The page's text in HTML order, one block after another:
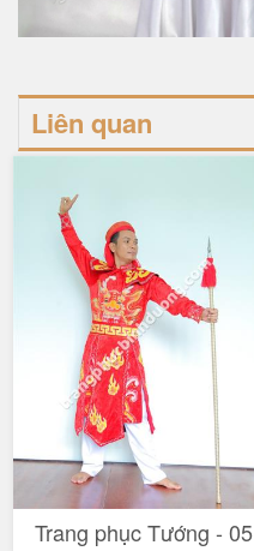
Liên quan
Trang phục Tướng - 05